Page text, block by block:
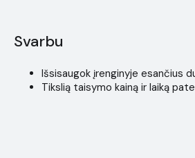
Svarbu
Išsisaugok įrenginyje esančius
Tikslią taisymo kainą ir laiką